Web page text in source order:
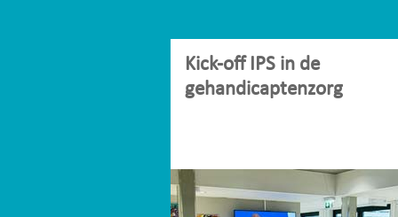
Kick-off IPS in de
gehandicaptenzorg